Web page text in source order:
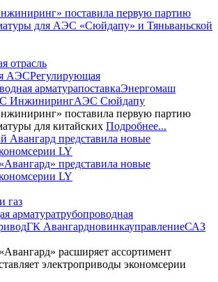
поставила первую партию
для АЭС «Сюйдапу» и Тяньваньской
отрасль
АЭСРегулирующая
арматурапоставкаЭнергомаш
ИнжинирингАЭС Сюйдапу
поставила первую партию
для китайских Подробнее...
представила новые
LY
газ
арматуратрубопроводная
ГК АвангардновинкауправлениеСАЗ
расширяет ассортимент
электроприводы экономсерии